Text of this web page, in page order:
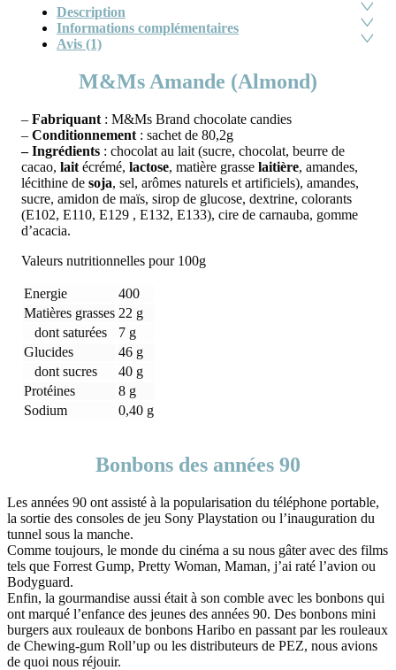
Description
Informations complémentaires
Avis (1)
M&Ms Amande (Almond)
– Fabriquant : M&Ms Brand chocolate candies
– Conditionnement : sachet de 80,2g
– Ingrédients : chocolat au lait (sucre, chocolat, beurre de
cacao, lait écrémé, lactose, matière grasse laitière, amandes,
lécithine de soja, sel, arômes naturels et artificiels), amandes,
sucre, amidon de maïs, sirop de glucose, dextrine, colorants
(E102, E110, E129 , E132, E133), cire de carnauba, gomme
d’acacia.
Valeurs nutritionnelles pour 100g
Energie
400
Matières grasses 22 g
dont saturées
7 g
Glucides
46 g
dont sucres
40 g
Protéines
8 g
Sodium
0,40 g
Bonbons des années 90
Les années 90 ont assisté à la popularisation du téléphone portable,
la sortie des consoles de jeu Sony Playstation ou l’inauguration du
tunnel sous la manche.
Comme toujours, le monde du cinéma a su nous gâter avec des films
tels que Forrest Gump, Pretty Woman, Maman, j’ai raté l’avion ou
Bodyguard.
Enfin, la gourmandise aussi était à son comble avec les bonbons qui
ont marqué l’enfance des jeunes des années 90. Des bonbons mini
burgers aux rouleaux de bonbons Haribo en passant par les rouleaux
de Chewing-gum Roll’up ou les distributeurs de PEZ, nous avions
de quoi nous réjouir.